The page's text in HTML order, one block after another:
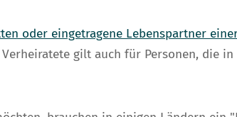
oder eingetragene Lebenspartner
gilt auch für Personen, die